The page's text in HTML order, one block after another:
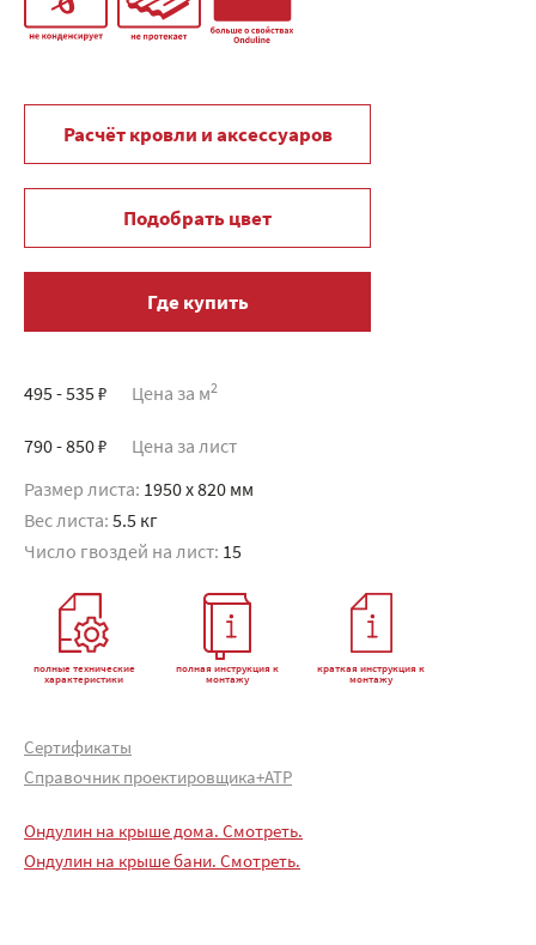
Расчёт кровли и аксессуаров
Подобрать цвет
Где купить
495 - 535 ₽ Цена за м2
790 - 850 ₽ Цена за лист
Размер листа: 1950 x 820 мм
Вес листа: 5.5 кг
Число гвоздей на лист: 15
полные технические
характеристики
полная инструкция к
монтажу
краткая инструкция к
монтажу
Сертификаты
Справочник проектировщика+АТР
Ондулин на крыше дома. Смотреть.
Ондулин на крыше бани. Смотреть.